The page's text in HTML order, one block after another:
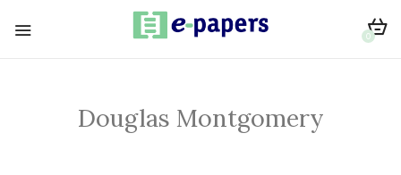
0
Douglas Montgomery